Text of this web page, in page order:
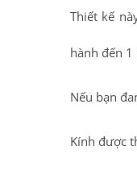
Thiết kế
hành đến
Nếu bạn
Kính được